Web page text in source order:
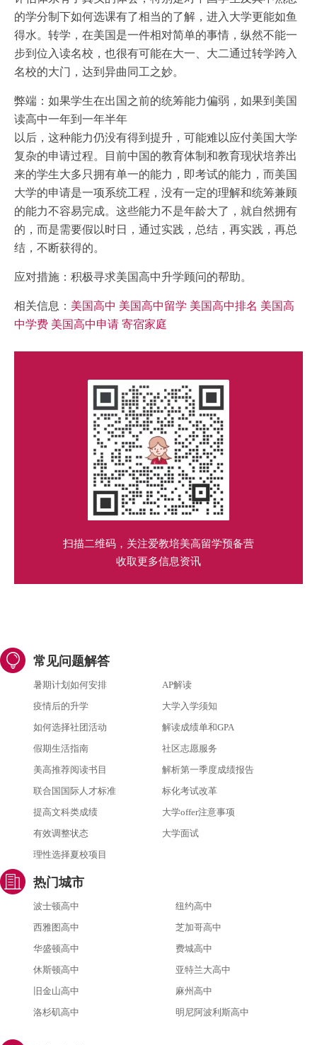
的学分制下如何选课有了相当的了解，进入大学更能如鱼
得水。转学，在美国是一件相对简单的事情，纵然不能一
步到位入读名校，也很有可能在大一、大二通过转学跨入
名校的大门，达到异曲同工之妙。
弊端：如果学生在出国之前的统筹能力偏弱，如果到美国
读高中一年到一年半年
以后，这种能力仍没有得到提升，可能难以应付美国大学
复杂的申请过程。目前中国的教育体制和教育现状培养出
来的学生大多只拥有单一的能力，即考试的能力，而美国
大学的申请是一项系统工程，没有一定的理解和统筹兼顾
的能力不容易完成。这些能力不是年龄大了，就自然拥有
的，而是需要假以时日，通过实践，总结，再实践，再总
结，不断获得的。
应对措施：积极寻求美国高中升学顾问的帮助。
相关信息： 美国高中 美国高中留学 美国高中排名 美国高
中学费 美国高中申请 寄宿家庭
扫描二维码，关注爱教培美高留学预备营
收取更多信息资讯
常见问题解答
暑期计划如何安排
AP解读
疫情后的升学
大学入学须知
如何选择社团活动
解读成绩单和GPA
假期生活指南
社区志愿服务
美高推荐阅读书目
解析第一季度成绩报告
联合国国际人才标准
标化考试改革
提高文科类成绩
大学offer注意事项
有效调整状态
大学面试
理性选择夏校项目
热门城市
波士顿高中
纽约高中
西雅图高中
芝加哥高中
华盛顿高中
费城高中
休斯顿高中
亚特兰大高中
旧金山高中
麻州高中
洛杉矶高中
明尼阿波利斯高中